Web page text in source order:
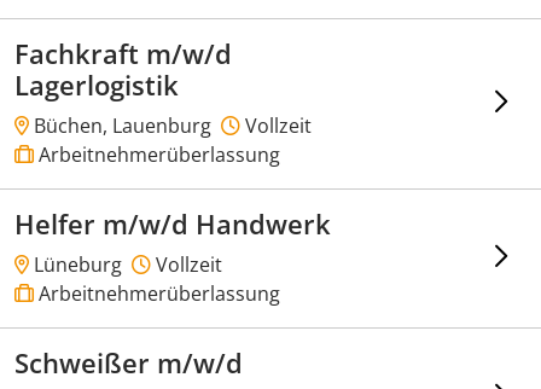
Fachkraft m/w/d
Lagerlogistik
Büchen, Lauenburg
Vollzeit
Arbeitnehmerüberlassung
Helfer m/w/d Handwerk
Lüneburg
Vollzeit
Arbeitnehmerüberlassung
Schweißer m/w/d